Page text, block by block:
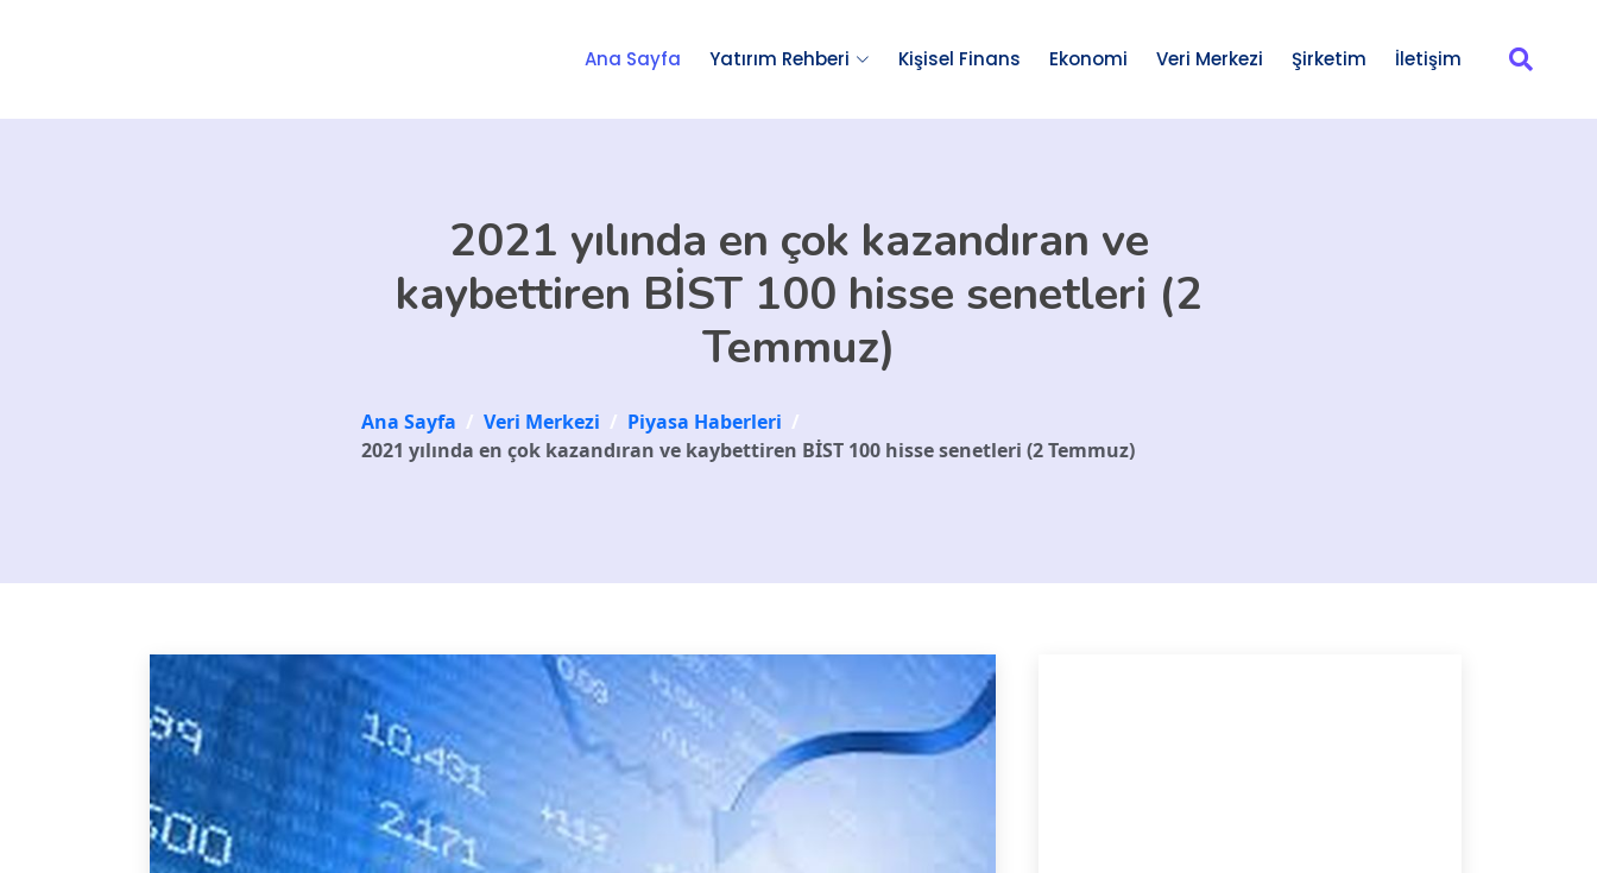
Ana Sayfa Yatırım Rehberi Kişisel Finans Ekonomi Veri Merkezi Şirketim İletişim
2021 yılında en çok kazandıran ve
kaybettiren BİST 100 hisse senetleri (2
Temmuz)
Ana Sayfa / Veri Merkezi / Piyasa Haberleri /
2021 yılında en çok kazandıran ve kaybettiren BİST 100 hisse senetleri (2 Temmuz)